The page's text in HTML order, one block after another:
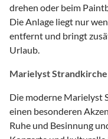
drehen oder beim
Die Anlage liegt nur
entfernt und bringt
Urlaub.
Marielyst Strandkirche
Die moderne Marielyst
einen besonderen
Ruhe und Besinnung